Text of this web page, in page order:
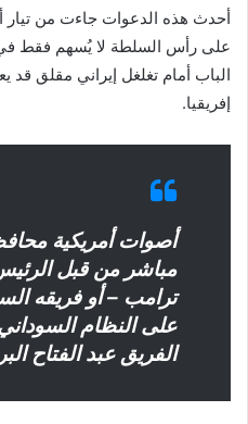
أحدث هذه الدعوات جاءت من تيار
على رأس السلطة لا يُسهم فقط في
الباب أمام تغلغل إيراني مقلق
إفريقيا.
أصوات أمريكية
مباشر من قبل
ترامب – أو فريقه
على النظام السوداني
الفريق عبد الفتاح